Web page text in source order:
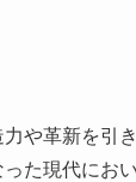
や革新を引
た現代にお